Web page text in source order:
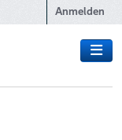
Anmelden